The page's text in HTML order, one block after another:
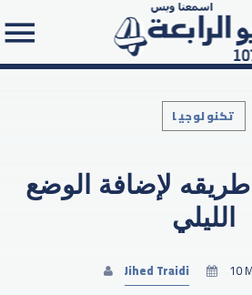
Search in the
تكنولوجيا
لإضافة الوضع
الليلي
Jihed Traidi 10